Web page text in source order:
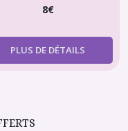
Créations
8€
PLUS DE DÉTAILS